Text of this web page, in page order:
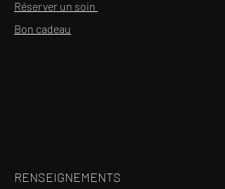
Réserver un soin
Bon cadeau
RENSEIGNEMENTS